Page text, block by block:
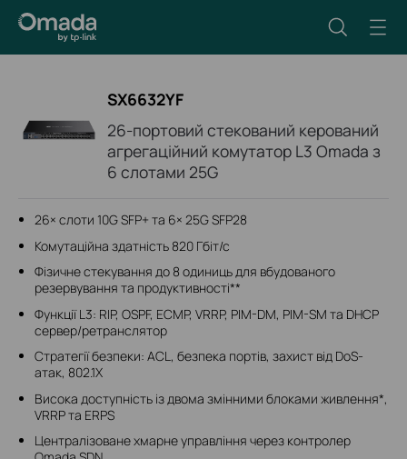
SX6632YF
26-портовий стекований керований
агрегаційний комутатор L3 Omada з
6 слотами 25G
26× слоти 10G SFP+ та 6× 25G SFP28
Комутаційна здатність 820 Гбіт/с
Фізичне стекування до 8 одиниць для вбудованого
резервування та продуктивності**
Функції L3: RIP, OSPF, ECMP, VRRP, PIM-DM, PIM-SM та DHCP
сервер/ретранслятор
Стратегії безпеки: ACL, безпека портів, захист від DoS-
атак, 802.1X
Висока доступність із двома змінними блоками живлення*,
VRRP та ERPS
Централізоване хмарне управління через контролер